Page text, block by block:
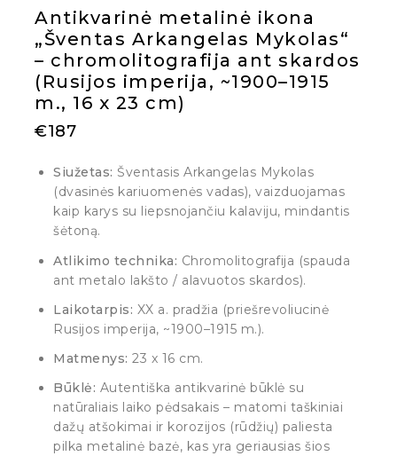
Antikvarinė metalinė ikona
„Šventas Arkangelas Mykolas“
– chromolitografija ant skardos
(Rusijos imperija, ~1900–1915
m., 16 x 23 cm)
€187
Siužetas: Šventasis Arkangelas Mykolas
(dvasinės kariuomenės vadas), vaizduojamas
kaip karys su liepsnojančiu kalaviju, mindantis
šėtoną.
Atlikimo technika: Chromolitografija (spauda
ant metalo lakšto / alavuotos skardos).
Laikotarpis: XX a. pradžia (priešrevoliucinė
Rusijos imperija, ~1900–1915 m.).
Matmenys: 23 x 16 cm.
Būklė: Autentiška antikvarinė būklė su
natūraliais laiko pėdsakais – matomi taškiniai
dažų atšokimai ir korozijos (rūdžių) paliesta
pilka metalinė bazė, kas yra geriausias šios